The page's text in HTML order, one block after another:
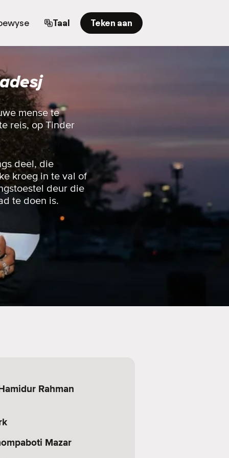
Taal Teken aan
mense te
reis, op Tinder
deel, die
kroeg in te val of
deur die
te doen is.
Rahman
Mazar